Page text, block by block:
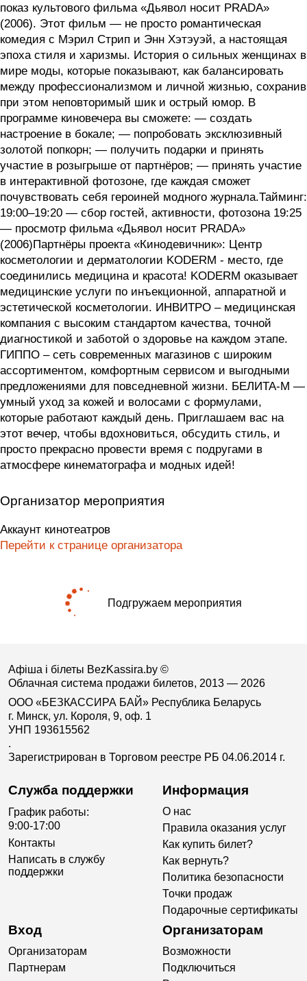
показ культового фильма «Дьявол носит PRADA»
(2006). Этот фильм — не просто романтическая
комедия с Мэрил Стрип и Энн Хэтэуэй, а настоящая
эпоха стиля и харизмы. История о сильных женщинах в
мире моды, которые показывают, как балансировать
между профессионализмом и личной жизнью, сохранив
при этом неповторимый шик и острый юмор. В
программе киновечера вы сможете: — создать
настроение в бокале; — попробовать эксклюзивный
золотой попкорн; — получить подарки и принять
участие в розыгрыше от партнёров; — принять участие
в интерактивной фотозоне, где каждая сможет
почувствовать себя героиней модного журнала.Тайминг:
19:00–19:20 — сбор гостей, активности, фотозона 19:25
— просмотр фильма «Дьявол носит PRADA»
(2006)Партнёры проекта «Кинодевичник»: Центр
косметологии и дерматологии KODERM - место, где
соединились медицина и красота! KODERM оказывает
медицинские услуги по инъекционной, аппаратной и
эстетической косметологии. ИНВИТРО – медицинская
компания с высоким стандартом качества, точной
диагностикой и заботой о здоровье на каждом этапе.
ГИППО – сеть современных магазинов с широким
ассортиментом, комфортным сервисом и выгодными
предложениями для повседневной жизни. БЕЛИТА-М —
умный уход за кожей и волосами с формулами,
которые работают каждый день. Приглашаем вас на
этот вечер, чтобы вдохновиться, обсудить стиль, и
просто прекрасно провести время с подругами в
атмосфере кинематографа и модных идей!
Организатор мероприятия
Аккаунт кинотеатров
Перейти к странице организатора
Подгружаем мероприятия
Афіша і білеты BezKassira.by ©
Облачная система продажи билетов, 2013 — 2026
ООО «БЕЗКАССИРА БАЙ» Республика Беларусь
г. Минск, ул. Короля, 9, оф. 1
УНП 193615562
.
Зарегистрирован в Торговом реестре РБ 04.06.2014 г.
Служба поддержки
График работы:
9:00-17:00
Контакты
Написать в службу
поддержки
Информация
О нас
Правила оказания услуг
Как купить билет?
Как вернуть?
Политика безопасности
Точки продаж
Подарочные сертификаты
Вход
Организаторам
Партнерам
Организаторам
Возможности
Подключиться